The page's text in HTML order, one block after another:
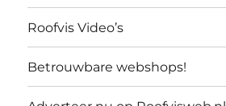
Roofvis Video’s
Betrouwbare webshops!